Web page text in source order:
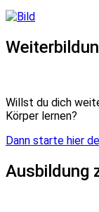
Willst du dich
Körper lernen?
Dann starte hier
Ausbildung